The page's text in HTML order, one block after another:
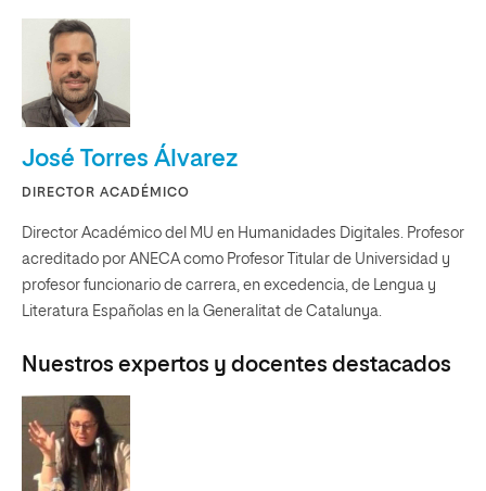
José Torres Álvarez
DIRECTOR ACADÉMICO
Director Académico del MU en Humanidades Digitales. Profesor
acreditado por ANECA como Profesor Titular de Universidad y
profesor funcionario de carrera, en excedencia, de Lengua y
Literatura Españolas en la Generalitat de Catalunya.
Nuestros expertos y docentes destacados